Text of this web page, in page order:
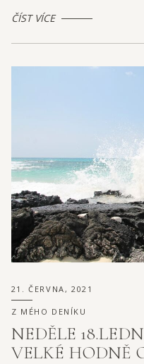
ČÍST VÍCE
21. ČERVNA, 2021
Z MÉHO DENÍKU
NEDĚLE
VELKÉ HODNĚ